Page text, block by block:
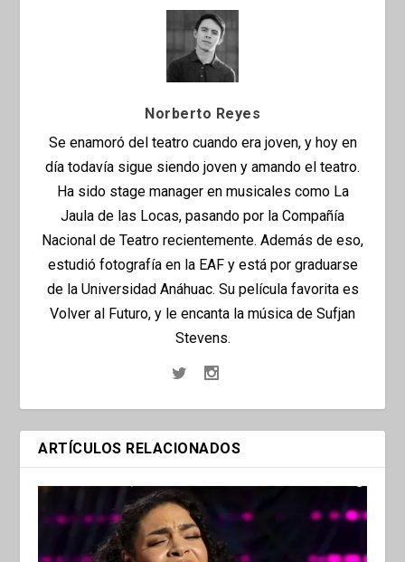
Norberto Reyes
Se enamoró del teatro cuando era joven, y hoy en
día todavía sigue siendo joven y amando el teatro.
Ha sido stage manager en musicales como La
Jaula de las Locas, pasando por la Compañía
Nacional de Teatro recientemente. Además de eso,
estudió fotografía en la EAF y está por graduarse
de la Universidad Anáhuac. Su película favorita es
Volver al Futuro, y le encanta la música de Sufjan
Stevens.
ARTÍCULOS RELACIONADOS